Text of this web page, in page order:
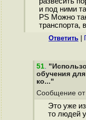
и под ними
PS Можно
транспорта,
Ответить
51.
обучения
ко..."
Сообщение от
Это уже
то людей